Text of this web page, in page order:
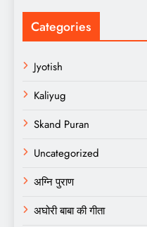
Categories
Jyotish
Kaliyug
Skand Puran
Uncategorized
अग्नि पुराण
अघोरी बाबा की गीता